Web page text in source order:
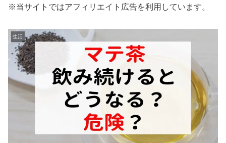
※当サイトではアフィリエイト広告を利用しています。
生活